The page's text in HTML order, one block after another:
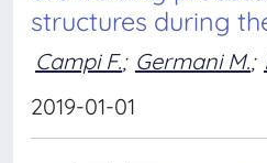
structures during
Campi F.; Germani M.;
2019-01-01